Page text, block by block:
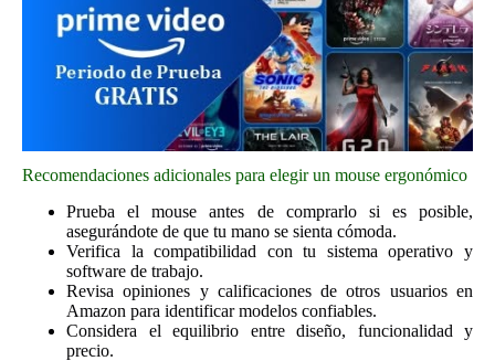
Recomendaciones adicionales para elegir un mouse ergonómico
Prueba el mouse antes de comprarlo si es posible,
asegurándote de que tu mano se sienta cómoda.
Verifica la compatibilidad con tu sistema operativo y
software de trabajo.
Revisa opiniones y calificaciones de otros usuarios en
Amazon para identificar modelos confiables.
Considera el equilibrio entre diseño, funcionalidad y
precio.